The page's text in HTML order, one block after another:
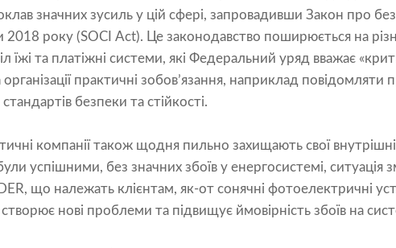
значних зусиль у цій сфері, запровадивши Закон про
2018 року (SOCI Act). Це законодавство поширюється на
їжі та платіжні системи, які Федеральний уряд вважає
організації практичні зобов’язання, наприклад
безпеки та стійкості.
компанії також щодня пильно захищають свої внутрішні
успішними, без значних збоїв у енергосистемі, ситуація
що належать клієнтам, як-от сонячні фотоелектричні
нові проблеми та підвищує ймовірність збоїв на